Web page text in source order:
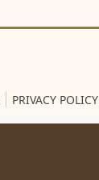
PRIVACY POLICY